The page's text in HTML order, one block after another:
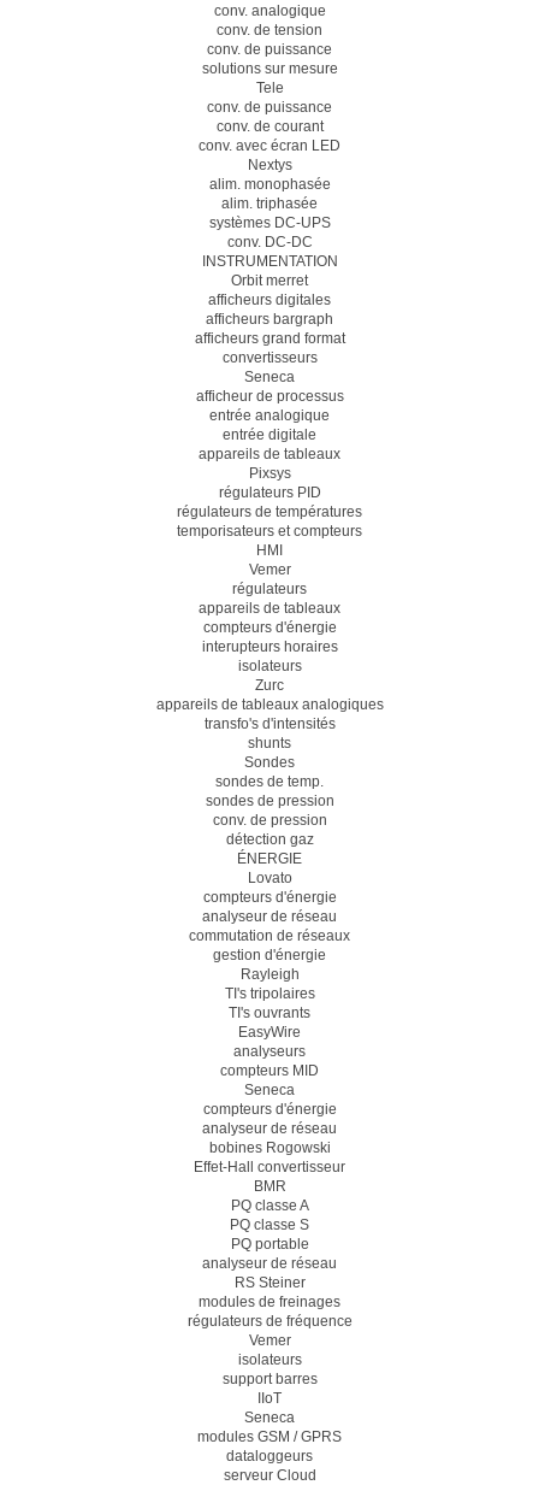
conv. analogique
conv. de tension
conv. de puissance
solutions sur mesure
Tele
conv. de puissance
conv. de courant
conv. avec écran LED
Nextys
alim. monophasée
alim. triphasée
systèmes DC-UPS
conv. DC-DC
INSTRUMENTATION
Orbit merret
afficheurs digitales
afficheurs bargraph
afficheurs grand format
convertisseurs
Seneca
afficheur de processus
entrée analogique
entrée digitale
appareils de tableaux
Pixsys
régulateurs PID
régulateurs de températures
temporisateurs et compteurs
HMI
Vemer
régulateurs
appareils de tableaux
compteurs d'énergie
interupteurs horaires
isolateurs
Zurc
appareils de tableaux analogiques
transfo's d'intensités
shunts
Sondes
sondes de temp.
sondes de pression
conv. de pression
détection gaz
ÉNERGIE
Lovato
compteurs d'énergie
analyseur de réseau
commutation de réseaux
gestion d'énergie
Rayleigh
TI's tripolaires
TI's ouvrants
EasyWire
analyseurs
compteurs MID
Seneca
compteurs d'énergie
analyseur de réseau
bobines Rogowski
Effet-Hall convertisseur
BMR
PQ classe A
PQ classe S
PQ portable
analyseur de réseau
RS Steiner
modules de freinages
régulateurs de fréquence
Vemer
isolateurs
support barres
IIoT
Seneca
modules GSM / GPRS
dataloggeurs
serveur Cloud